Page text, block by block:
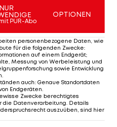
Zigi in der
Bin mal
die@UEFAdazu
hSoVkwPPBt
August 16,
NUR
PUR-Abo
OPTIONEN
personenbezogene Daten, wie
für die folgenden Zwecke:
auf einem Endgerät;
Messung von Werbeleistung und
sowie Entwicklung
.
auch: Genaue Standortdaten
Endgeräten.
Zwecke berechtigtes
die Datenverarbeitung. Details
auszuüben, sind hier